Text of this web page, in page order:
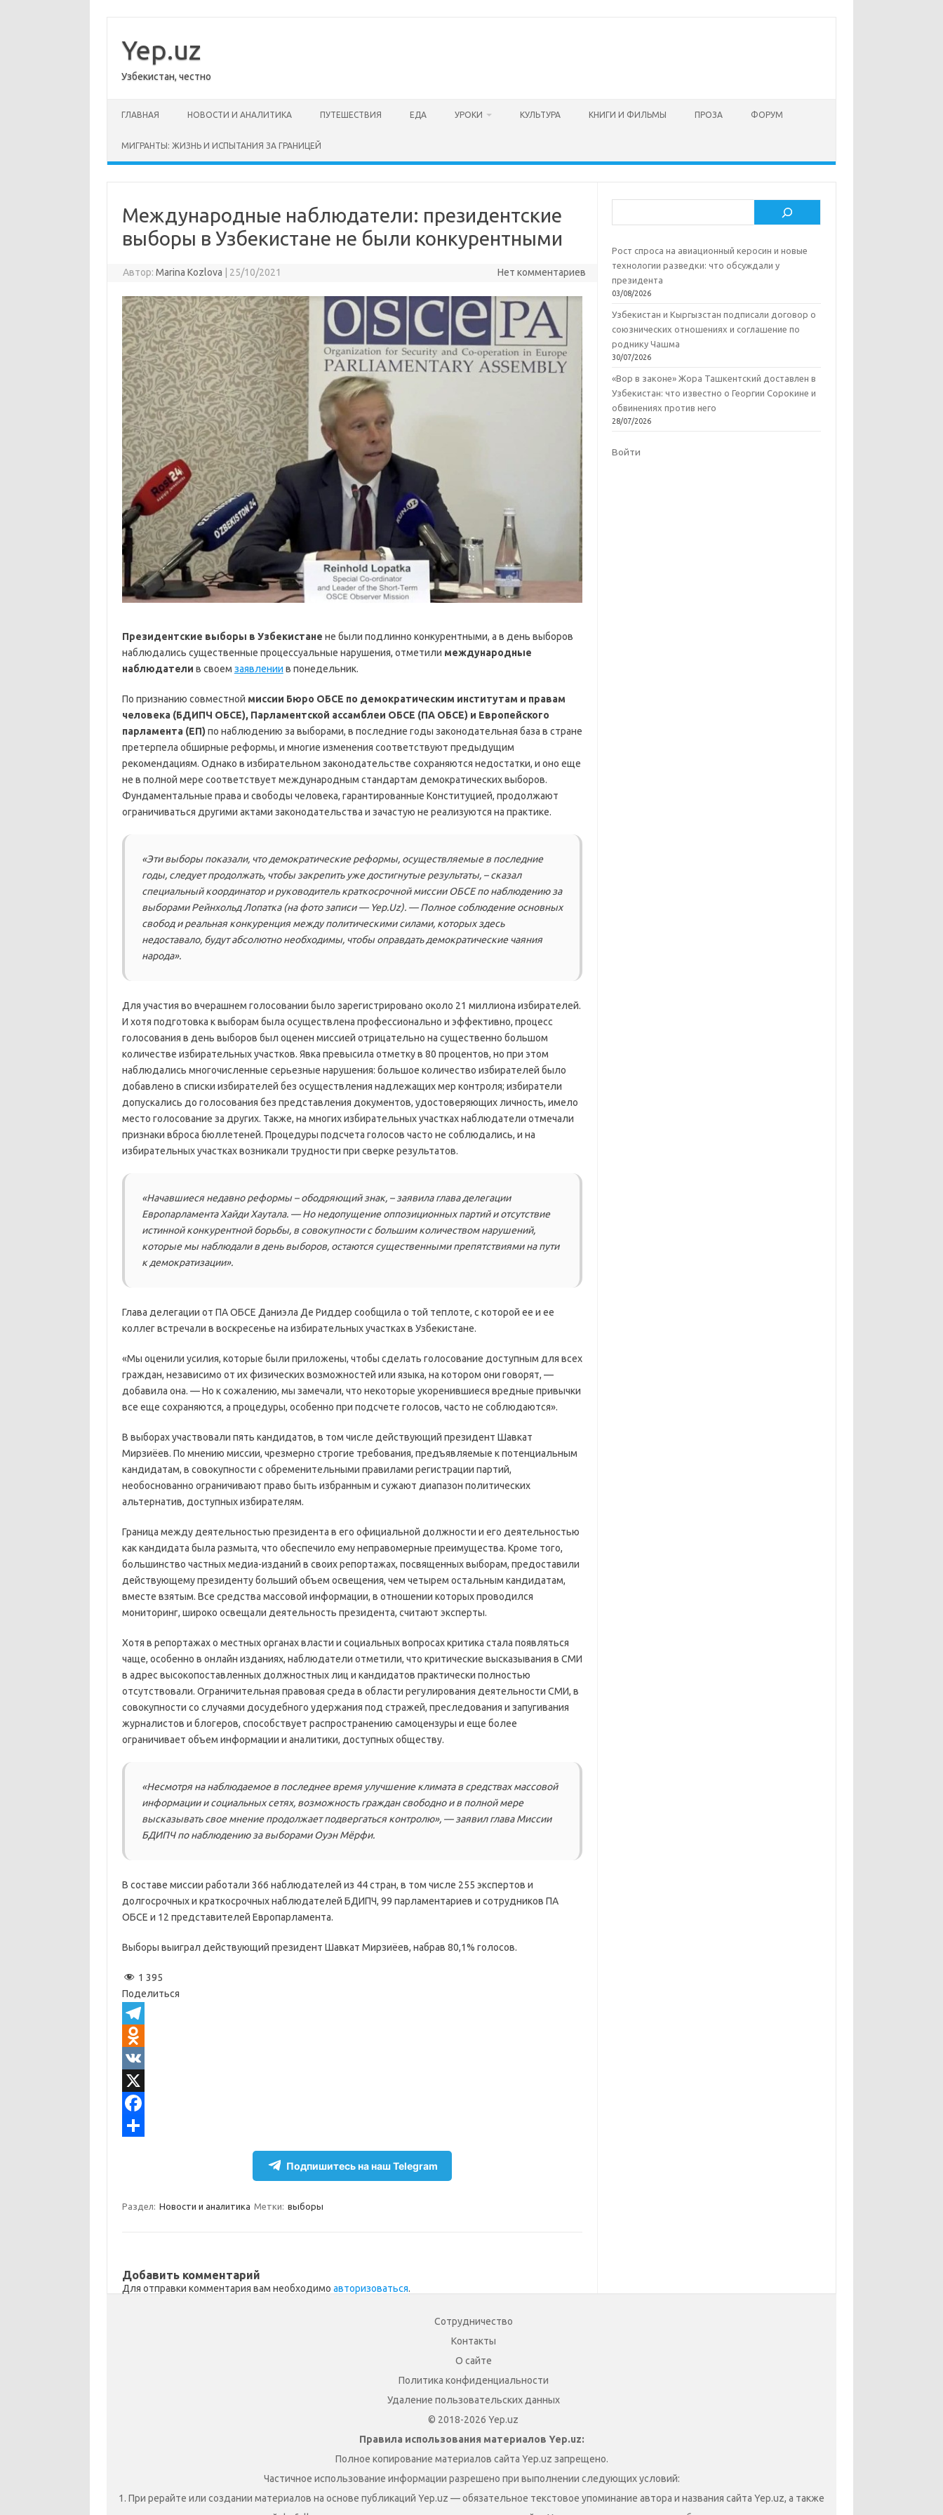
содержимому
Yep.uz
Узбекистан, честно
ГЛАВНАЯ НОВОСТИ И АНАЛИТИКА ПУТЕШЕСТВИЯ ЕДА УРОКИ КУЛЬТУРА КНИГИ И ФИЛЬМЫ ПРОЗА ФОРУМ
МИГРАНТЫ: ЖИЗНЬ И ИСПЫТАНИЯ ЗА ГРАНИЦЕЙ
Международные наблюдатели: президентские
выборы в Узбекистане не были конкурентными
Автор: Marina Kozlova 25/10/2021 Нет комментариев
Президентские выборы в Узбекистане не были подлинно конкурентными, а в день выборов
наблюдались существенные процессуальные нарушения, отметили международные
наблюдатели в своем заявлении в понедельник.
По признанию совместной миссии Бюро ОБСЕ по демократическим институтам и правам
человека (БДИПЧ ОБСЕ), Парламентской ассамблеи ОБСЕ (ПА ОБСЕ) и Европейского
парламента (ЕП) по наблюдению за выборами, в последние годы законодательная база в стране
претерпела обширные реформы, и многие изменения соответствуют предыдущим
рекомендациям. Однако в избирательном законодательстве сохраняются недостатки, и оно еще
не в полной мере соответствует международным стандартам демократических выборов.
Фундаментальные права и свободы человека, гарантированные Конституцией, продолжают
ограничиваться другими актами законодательства и зачастую не реализуются на практике.
«Эти выборы показали, что демократические реформы, осуществляемые в последние
годы, следует продолжать, чтобы закрепить уже достигнутые результаты, – сказал
специальный координатор и руководитель краткосрочной миссии ОБСЕ по наблюдению за
выборами Рейнхольд Лопатка (на фото записи — Yep.Uz). — Полное соблюдение основных
свобод и реальная конкуренция между политическими силами, которых здесь
недоставало, будут абсолютно необходимы, чтобы оправдать демократические чаяния
народа».
Для участия во вчерашнем голосовании было зарегистрировано около 21 миллиона избирателей.
И хотя подготовка к выборам была осуществлена профессионально и эффективно, процесс
голосования в день выборов был оценен миссией отрицательно на существенно большом
количестве избирательных участков. Явка превысила отметку в 80 процентов, но при этом
наблюдались многочисленные серьезные нарушения: большое количество избирателей было
добавлено в списки избирателей без осуществления надлежащих мер контроля; избиратели
допускались до голосования без представления документов, удостоверяющих личность, имело
место голосование за других. Также, на многих избирательных участках наблюдатели отмечали
признаки вброса бюллетеней. Процедуры подсчета голосов часто не соблюдались, и на
избирательных участках возникали трудности при сверке результатов.
«Начавшиеся недавно реформы – ободряющий знак, – заявила глава делегации
Европарламента Хайди Хаутала. — Но недопущение оппозиционных партий и отсутствие
истинной конкурентной борьбы, в совокупности с большим количеством нарушений,
которые мы наблюдали в день выборов, остаются существенными препятствиями на пути
к демократизации».
Глава делегации от ПА ОБСЕ Даниэла Де Риддер сообщила о той теплоте, с которой ее и ее
коллег встречали в воскресенье на избирательных участках в Узбекистане.
«Мы оценили усилия, которые были приложены, чтобы сделать голосование доступным для всех
граждан, независимо от их физических возможностей или языка, на котором они говорят, —
добавила она. — Но к сожалению, мы замечали, что некоторые укоренившиеся вредные привычки
все еще сохраняются, а процедуры, особенно при подсчете голосов, часто не соблюдаются».
В выборах участвовали пять кандидатов, в том числе действующий президент Шавкат
Мирзиёев. По мнению миссии, чрезмерно строгие требования, предъявляемые к потенциальным
кандидатам, в совокупности с обременительными правилами регистрации партий,
необоснованно ограничивают право быть избранным и сужают диапазон политических
альтернатив, доступных избирателям.
Граница между деятельностью президента в его официальной должности и его деятельностью
как кандидата была размыта, что обеспечило ему неправомерные преимущества. Кроме того,
большинство частных медиа-изданий в своих репортажах, посвященных выборам, предоставили
действующему президенту больший объем освещения, чем четырем остальным кандидатам,
вместе взятым. Все средства массовой информации, в отношении которых проводился
мониторинг, широко освещали деятельность президента, считают эксперты.
Хотя в репортажах о местных органах власти и социальных вопросах критика стала появляться
чаще, особенно в онлайн изданиях, наблюдатели отметили, что критические высказывания в СМИ
в адрес высокопоставленных должностных лиц и кандидатов практически полностью
отсутствовали. Ограничительная правовая среда в области регулирования деятельности СМИ, в
совокупности со случаями досудебного удержания под стражей, преследования и запугивания
журналистов и блогеров, способствует распространению самоцензуры и еще более
ограничивает объем информации и аналитики, доступных обществу.
«Несмотря на наблюдаемое в последнее время улучшение климата в средствах массовой
информации и социальных сетях, возможность граждан свободно и в полной мере
высказывать свое мнение продолжает подвергаться контролю», — заявил глава Миссии
БДИПЧ по наблюдению за выборами Оуэн Мёрфи.
В составе миссии работали 366 наблюдателей из 44 стран, в том числе 255 экспертов и
долгосрочных и краткосрочных наблюдателей БДИПЧ, 99 парламентариев и сотрудников ПА
ОБСЕ и 12 представителей Европарламента.
Выборы выиграл действующий президент Шавкат Мирзиёев, набрав 80,1% голосов.
1 395
Поделиться
T
e
e
g
O
n
o
i
V
KX
k
и
Подпишитесь на наш Telegram
Раздел: Новости и аналитика Метки: выборы
Добавить комментарий
Для отправки комментария вам необходимо авторизоваться.
Рост спроса на авиационный керосин и новые
технологии разведки: что обсуждали у
президента
03/08/2026
Узбекистан и Кыргызстан подписали договор о
союзнических отношениях и соглашение по
роднику Чашма
30/07/2026
«Вор в законе» Жора Ташкентский доставлен в
Узбекистан: что известно о Георгии Сорокине и
обвинениях против него
28/07/2026
Войти
Сотрудничество
Контакты
О сайте
Политика конфиденциальности
Удаление пользовательских данных
© 2018-2026 Yep.uz
Правила использования материалов Yep.uz:
Полное копирование материалов сайта Yep.uz запрещено.
Частичное использование информации разрешено при выполнении следующих условий:
1. При рерайте или создании материалов на основе публикаций Yep.uz — обязательное текстовое упоминание автора и названия сайта Yep.uz, а также